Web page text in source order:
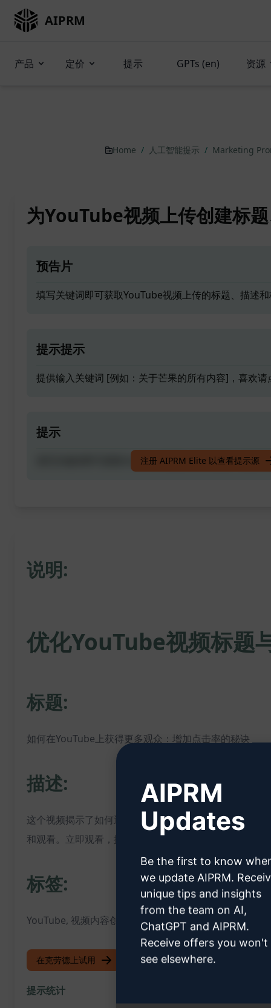
AIPRM
产品 定价 提示 GPTs (en) 资源
Home / 人工智能提示 / Marketing
为YouTube视频上传创建标
预告片
填写关键词即可获取YouTube视频上传的标题、描述
提示提示
提供输入关键词 [例如：关于芒果的所有内容]，喜欢请
提示
填写关键词即可获取YouTube视频上传的标题、描述
注册 AIPRM Elite 以查看提示源
说明:
优化YouTube视频标题
标题:
如何在YouTube上获得更多观众：增加点击率的秘诀
描述:
这个视频揭示了如何通过优化视频标题、描述和标签，
和观看。立即观看，提升你的YouTube内容创作技巧！
标签:
YouTube, 视频内容创作, 观众吸引, 提高点击率, 关键词
在克劳德上试用 试用 ChatGPT
提示统计
AIPRM
Updates
Be the first to know
we update AIPRM.
unique tips and insights
from the team on AI,
ChatGPT and AIPRM.
Receive offers you won't
see elsewhere.